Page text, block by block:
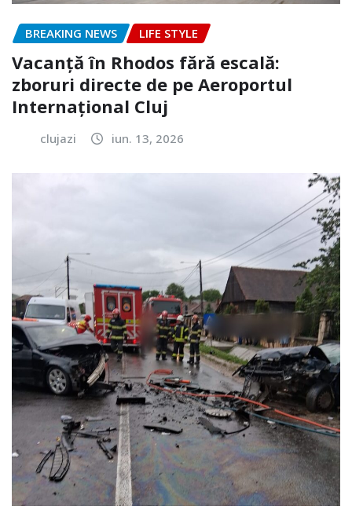
BREAKING NEWS LIFE STYLE
Vacanță în Rhodos fără escală:
zboruri directe de pe Aeroportul
Internațional Cluj
clujazi iun. 13, 2026